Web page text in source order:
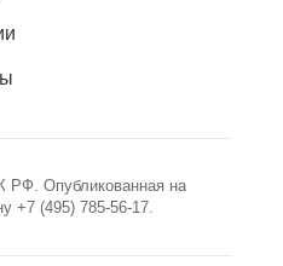
РФ. Опубликованная на
+7 (495) 785-56-17.